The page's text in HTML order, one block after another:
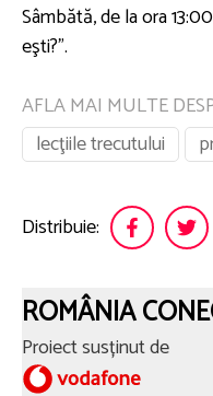
Sâmbătă, de la ora
eşti?”.
AFLA MAI MULTE
lecţiile trecutului
Distribuie:
ROMÂNIA
Proiect susținut de